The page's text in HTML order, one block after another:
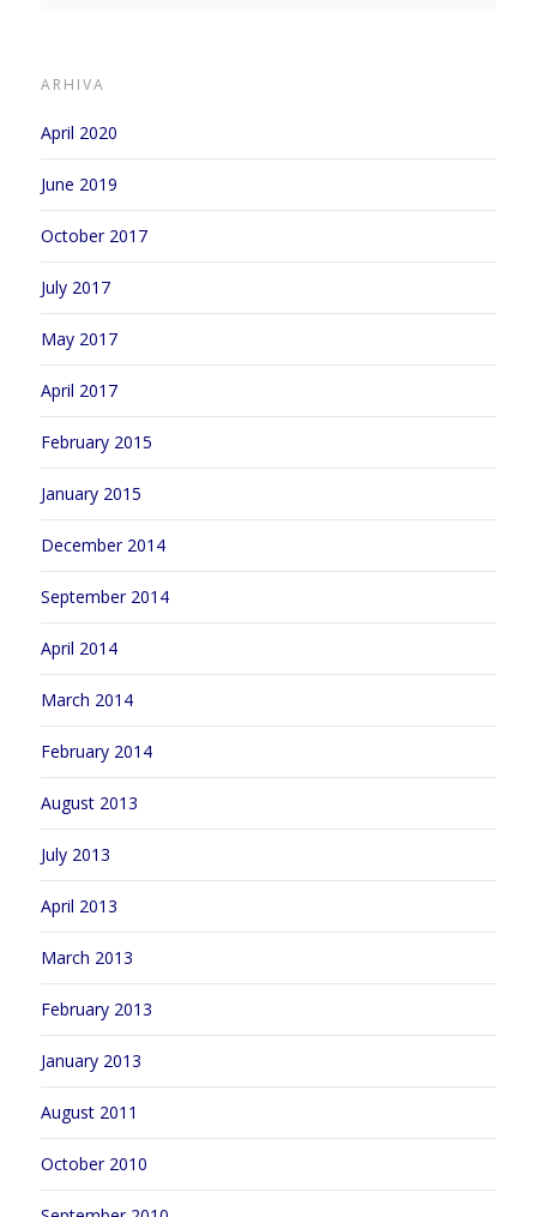
ARHIVA
April 2020
June 2019
October 2017
July 2017
May 2017
April 2017
February 2015
January 2015
December 2014
September 2014
April 2014
March 2014
February 2014
August 2013
July 2013
April 2013
March 2013
February 2013
January 2013
August 2011
October 2010